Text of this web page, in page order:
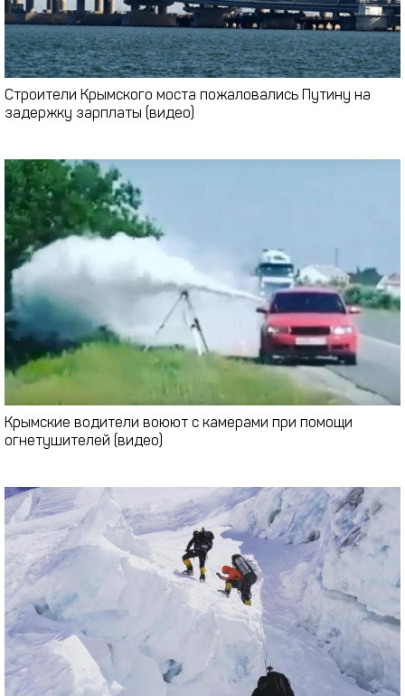
Строители Крымского моста пожаловались Путину на
задержку зарплаты (видео)
Крымские водители воюют с камерами при помощи
огнетушителей (видео)